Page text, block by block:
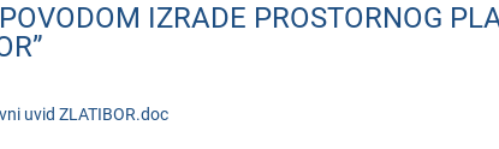
IZRADE PROSTORNOG
uvid ZLATIBOR.doc